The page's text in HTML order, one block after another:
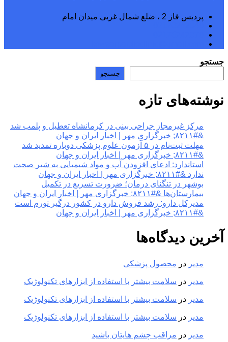
پردیس فاز 2 ، ضلع شمال غربی میدان امام
جستجو
جستجو
نوشته‌های تازه
مرکز غیرمجاز جراحی بینی در کرمانشاه تعطیل و پلمب شد
&#۸۲۱۱; خبرگزاری مهر | اخبار ایران و جهان
مهلت ثبت‌نام در ۵ آزمون علوم پزشکی دوباره تمدید شد
&#۸۲۱۱; خبرگزاری مهر | اخبار ایران و جهان
استاندارد: ادعای افزودن آب و مواد شیمیایی به شیر صحت
ندارد &#۸۲۱۱; خبرگزاری مهر | اخبار ایران و جهان
بوشهر در تنگنای درمان؛ ضرورت تسریع در تکمیل
بیمارستان‌ها &#۸۲۱۱; خبرگزاری مهر | اخبار ایران و جهان
مدیرکل دارو: رشد فروش دارو در کشور درگیر تورم است
&#۸۲۱۱; خبرگزاری مهر | اخبار ایران و جهان
آخرین دیدگاه‌ها
مدیر در محصول پزشکی
مدیر در سلامت بیشتر با استفاده از ابزارهای تکنولوژیک
مدیر در سلامت بیشتر با استفاده از ابزارهای تکنولوژیک
مدیر در سلامت بیشتر با استفاده از ابزارهای تکنولوژیک
مدیر در مراقب چشم هایتان باشید